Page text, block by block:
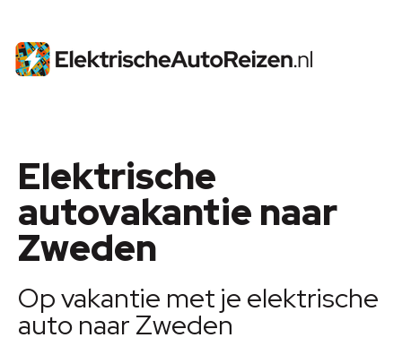
Elektrische
autovakantie naar
Zweden
Op vakantie met je elektrische
auto naar Zweden